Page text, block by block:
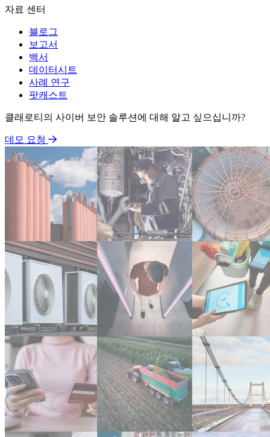
자료 센터
블로그
보고서
백서
데이터시트
사례 연구
팟캐스트
클래로티의 사이버 보안 솔루션에 대해 알고 싶으십니까?
데모 요청